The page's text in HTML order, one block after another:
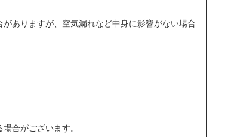
ありますが、空気漏れなど中身に影響がない場合
合がございます。